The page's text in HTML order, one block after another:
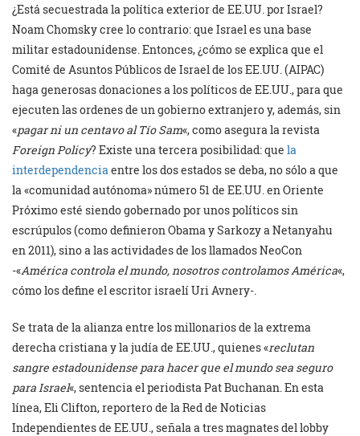
¿Está secuestrada la política exterior de EE.UU. por Israel?
Noam Chomsky cree lo contrario: que Israel es una base
militar estadounidense. Entonces, ¿cómo se explica que el
Comité de Asuntos Públicos de Israel de los EE.UU. (AIPAC)
haga generosas donaciones a los políticos de EE.UU., para que
ejecuten las ordenes de un gobierno extranjero y, además, sin
«pagar ni un centavo al Tío Sam«, como asegura la revista
Foreign Policy? Existe una tercera posibilidad: que la
interdependenciaentre los dos estados se deba, no sólo a que
la «comunidad autónoma» número 51 de EE.UU. en Oriente
Próximo esté siendo gobernado por unos políticos sin
escrúpulos (como definieron Obama y Sarkozy a Netanyahu
en 2011), sino a las actividades de los llamados NeoCon
-«América controla el mundo, nosotros controlamos América«,
cómo los define el escritor israelí Uri Avnery-.
Se trata de la alianza entre los millonarios de la extrema
derecha cristiana y la judía de EE.UU., quienes «reclutan
sangre estadounidense para hacer que el mundo sea seguro
para Israel«, sentencia el periodista Pat Buchanan. En esta
línea, Eli Clifton, reportero de la Red de Noticias
Independientes de EE.UU., señala a tres magnates del lobby